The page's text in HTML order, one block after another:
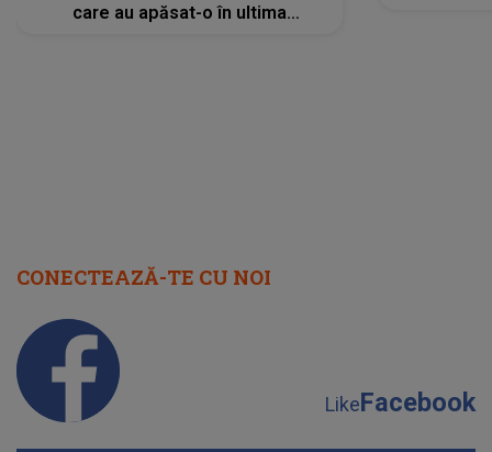
care au apăsat-o în ultima
CONECTEAZĂ-TE CU NOI
LikeFacebook